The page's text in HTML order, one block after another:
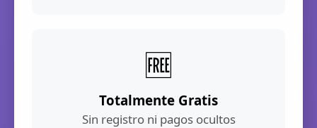
🆓
Totalmente Gratis
Sin registro ni pagos ocultos